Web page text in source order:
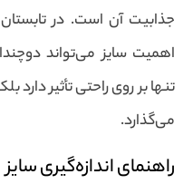
جذابیت آن است. در
اهمیت سایز می‌تواند
تنها بر روی راحتی تأثیر دارد
می‌گذارد.
راهنمای اندازه‌گیری سایز